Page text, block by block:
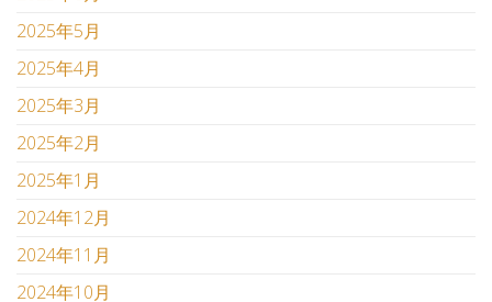
2025年5月
2025年4月
2025年3月
2025年2月
2025年1月
2024年12月
2024年11月
2024年10月